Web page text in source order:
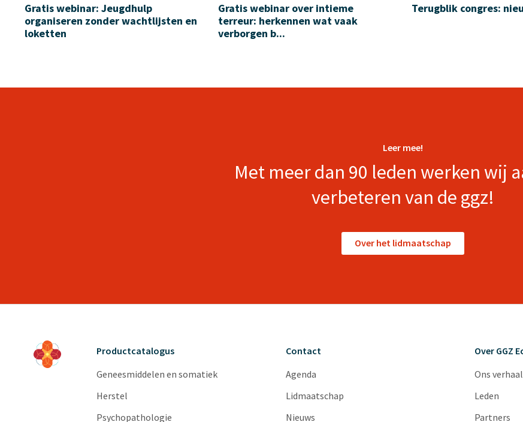
Gratis webinar: Jeugdhulp
organiseren zonder wachtlijsten en
loketten
Gratis webinar over intieme
terreur: herkennen wat vaak
verborgen b...
Terugblik congres:
Leer mee!
Met meer dan 90 leden werken wij
verbeteren van de ggz!
Over het lidmaatschap
Productcatalogus
Geneesmiddelen en somatiek
Herstel
Psychopathologie
Contact
Agenda
Lidmaatschap
Nieuws
Over GGZ
Ons verhaal
Leden
Partners